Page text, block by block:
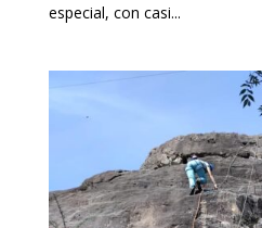
especial, con casi...